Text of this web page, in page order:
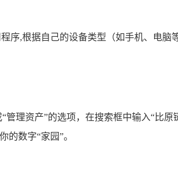
序,根据自己的设备类型（如手机、电
管理资产”的选项，在搜索框中输入“比
的数字“家园”。